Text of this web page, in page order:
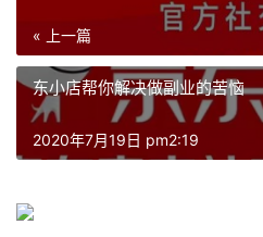
« 上一篇
东小店帮你解决做副业的苦恼
2020年7月19日 pm2:19